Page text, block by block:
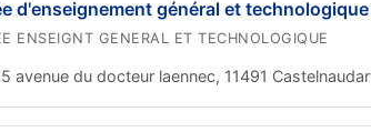
d'enseignement général et
ENSEIGNT GENERAL ET TECHNOLOGIQUE
avenue du docteur laennec, 11491